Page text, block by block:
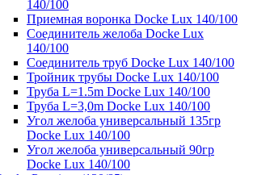
140/100
Приемная воронка Docke Lux 140/100
Соединитель желоба Docke Lux
140/100
Соединитель труб Docke Lux 140/100
Тройник трубы Docke Lux 140/100
Труба L=1.5m Docke Lux 140/100
Труба L=3,0m Docke Lux 140/100
Угол желоба универсальный 135гр
Docke Lux 140/100
Угол желоба универсальный 90гр
Docke Lux 140/100